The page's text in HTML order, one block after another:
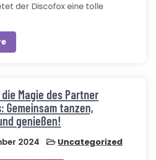
der Discofox eine tolle
Magie des Partner
Gemeinsam tanzen,
genießen!
2024 Uncategorized